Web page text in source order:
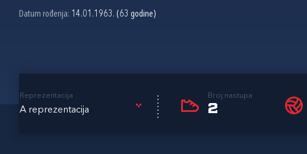
Datum rođenja: 14.01.1963. (63 godine)
Reprezentacija
A reprezentacija
Broj nastupa
2